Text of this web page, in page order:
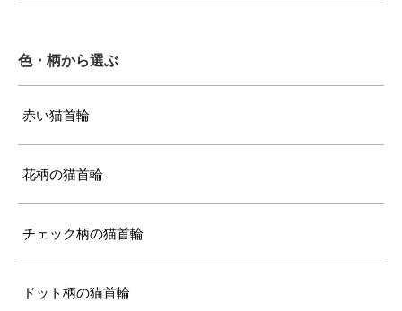
色・柄から選ぶ
赤い猫首輪
花柄の猫首輪
チェック柄の猫首輪
ドット柄の猫首輪